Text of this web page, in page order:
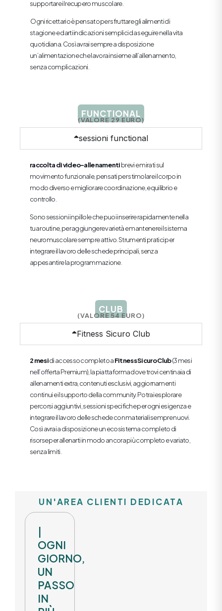
supportare il recupero muscolare.
Ogni ricettario è pensato per sfruttare gli alimenti di
stagione e darti indicazioni semplici da seguire nella vita
quotidiana. Così avrai sempre a disposizione
un’alimentazione che lavora insieme all’allenamento,
senza complicazioni.
FUNCTIONAL
(VALORE 29 EURO)
sessioni functional
raccolta di video-allenamentibrevi e mirati sul
movimento funzionale, pensati per stimolare il corpo in
modo diverso e migliorare coordinazione, equilibrio e
controllo.
Sono sessioni in pillole che puoi inserire rapidamente nella
tua routine, per aggiungere varietà e mantenere il sistema
neuromuscolare sempre attivo. Strumenti pratici per
integrare il lavoro delle schede principali, senza
appesantire la programmazione.
CLUB
(VALORE 54 EURO)
Fitness Sicuro Club
2 mesidi accesso completo aFitness Sicuro Club(3 mesi
nell’offerta Premium), la piattaforma dove trovi centinaia di
allenamenti extra, contenuti esclusivi, aggiornamenti
continui e il supporto della community. Potrai esplorare
percorsi aggiuntivi, sessioni specifiche per ogni esigenza e
integrare il lavoro delle schede con materiali sempre nuovi.
Così avrai a disposizione un ecosistema completo di
risorse per allenarti in modo ancora più completo e variato,
senza limiti.
UN'AREA CLIENTI DEDICATA
|
OGNI
GIORNO,
UN
PASSO
IN